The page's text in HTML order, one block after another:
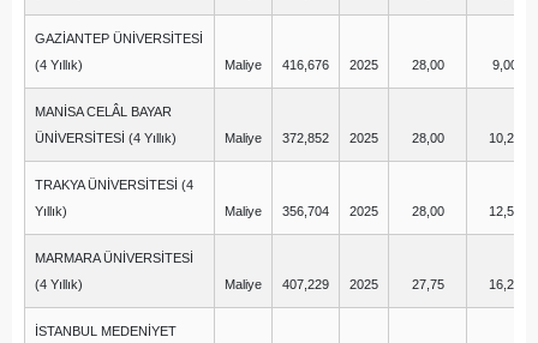
GAZİANTEP ÜNİVERSİTESİ
(4 Yıllık)
Maliye 416,676 2025 28,00 9,00
MANİSA CELÂL BAYAR
ÜNİVERSİTESİ (4 Yıllık)
Maliye 372,852 2025 28,00 10,25
TRAKYA ÜNİVERSİTESİ (4
Yıllık)
Maliye 356,704 2025 28,00 12,50
MARMARA ÜNİVERSİTESİ
(4 Yıllık)
Maliye 407,229 2025 27,75 16,25
İSTANBUL MEDENİYET